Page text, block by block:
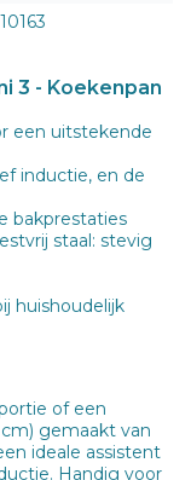
3 - Koekenpan
een uitstekende
inductie, en de
bakprestaties
staal: stevig
huishoudelijk
of een
gemaakt van
ideale assistent
Handig voor